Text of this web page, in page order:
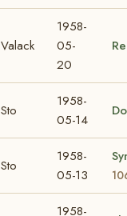
Valack
1958-
05-
20
Sto
1958-
05-14
Sto
1958-
05-13
1958-